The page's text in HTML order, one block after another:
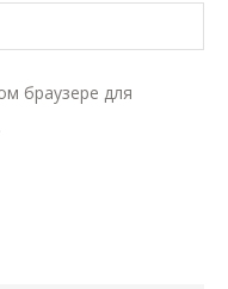
браузере для